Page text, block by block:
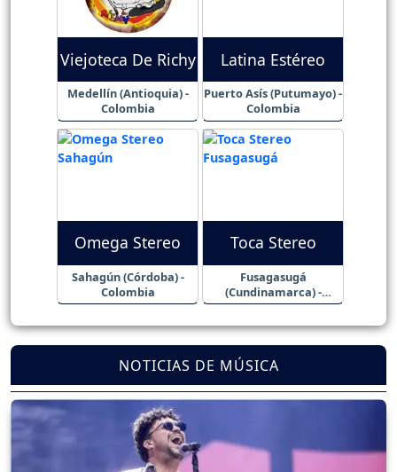
Viejoteca De Richy
Medellín (Antioquia) -
Colombia
Latina Estéreo
Puerto Asís (Putumayo) -
Colombia
Omega Stereo
Sahagún (Córdoba) -
Colombia
Toca Stereo
Fusagasugá
(Cundinamarca) -
Colombia
NOTICIAS DE MÚSICA